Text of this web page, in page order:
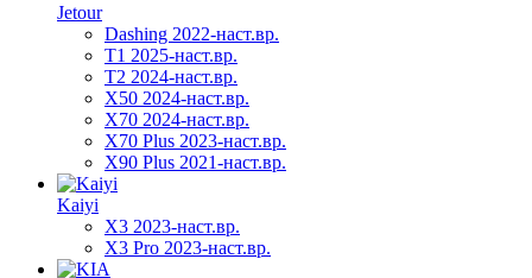
Jetour
Dashing 2022-наст.вр.
T1 2025-наст.вр.
T2 2024-наст.вр.
X50 2024-наст.вр.
X70 2024-наст.вр.
X70 Plus 2023-наст.вр.
X90 Plus 2021-наст.вр.
Kaiyi
X3 2023-наст.вр.
X3 Pro 2023-наст.вр.